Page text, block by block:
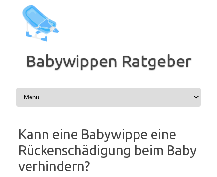
Inhalt
springen
Babywippen Ratgeber
Kann eine Babywippe eine
Rückenschädigung beim Baby
verhindern?